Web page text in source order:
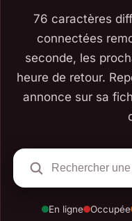
76 caractères
connectées
seconde, les
heure de retour.
annonce sur sa
En ligne Occupée